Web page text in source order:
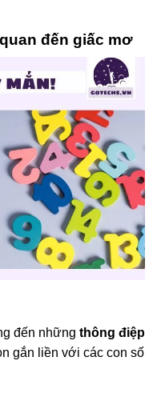
đến giấc mơ
đến những thông điệp
gắn liền với các con số